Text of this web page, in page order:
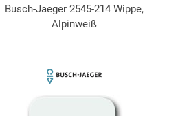
Busch-Jaeger 2545-214 Wippe,
Alpinweiß